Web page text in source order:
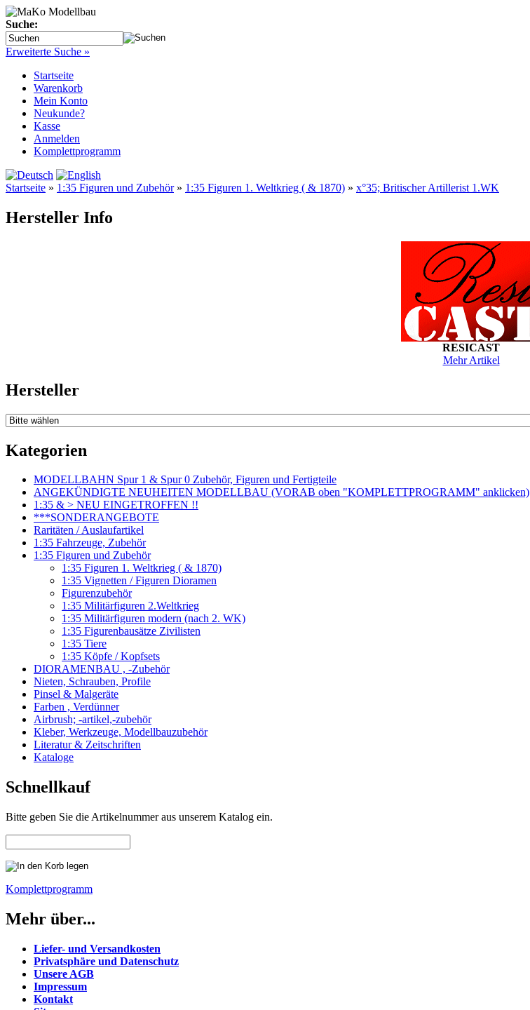
Suche:
Erweiterte Suche »
Startseite
Warenkorb
Mein Konto
Neukunde?
Kasse
Anmelden
Komplettprogramm
Startseite » 1:35 Figuren und Zubehör» 1:35 Figuren 1. Weltkrieg ( & 1870) » x°35; Britischer Artillerist 1.WK
Hersteller Info
RESICAST
Mehr Artikel
Hersteller
Kategorien
MODELLBAHN Spur 1 & Spur 0 Zubehör, Figuren und Fertigteile
ANGEKÜNDIGTE NEUHEITEN MODELLBAU (VORAB oben "KOMPLETTPROGRAMM" anklicken)
1:35 & > NEU EINGETROFFEN !!
***SONDERANGEBOTE
Raritäten / Auslaufartikel
1:35 Fahrzeuge, Zubehör
1:35 Figuren und Zubehör
1:35 Figuren 1. Weltkrieg ( & 1870)
1:35 Vignetten / Figuren Dioramen
Figurenzubehör
1:35 Militärfiguren 2.Weltkrieg
1:35 Militärfiguren modern (nach 2. WK)
1:35 Figurenbausätze Zivilisten
1:35 Tiere
1:35 Köpfe / Kopfsets
DIORAMENBAU , -Zubehör
Nieten, Schrauben, Profile
Pinsel & Malgeräte
Farben , Verdünner
Airbrush; -artikel,-zubehör
Kleber, Werkzeuge, Modellbauzubehör
Literatur & Zeitschriften
Kataloge
Schnellkauf
Bitte geben Sie die Artikelnummer aus unserem Katalog ein.
Komplettprogramm
Mehr über...
Liefer- und Versandkosten
Privatsphäre und Datenschutz
Unsere AGB
Impressum
Kontakt